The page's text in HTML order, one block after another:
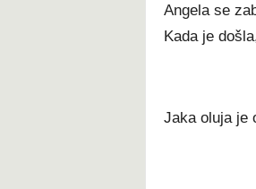
Angela se
Kada je
Jaka oluja je